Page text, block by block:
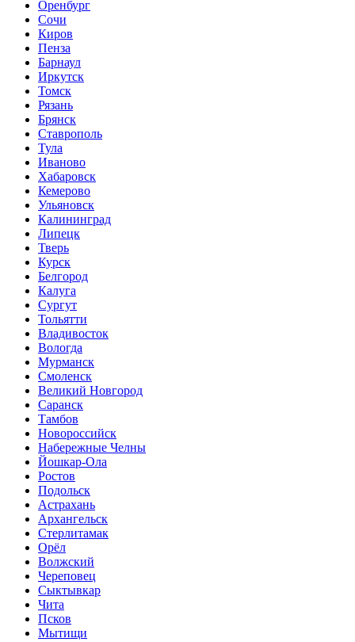
Оренбург
Сочи
Киров
Пенза
Барнаул
Иркутск
Томск
Рязань
Брянск
Ставрополь
Тула
Иваново
Хабаровск
Кемерово
Ульяновск
Калининград
Липецк
Тверь
Курск
Белгород
Калуга
Сургут
Тольятти
Владивосток
Вологда
Мурманск
Смоленск
Великий Новгород
Саранск
Тамбов
Новороссийск
Набережные Челны
Йошкар-Ола
Ростов
Подольск
Астрахань
Архангельск
Стерлитамак
Орёл
Волжский
Череповец
Сыктывкар
Чита
Псков
Мытищи